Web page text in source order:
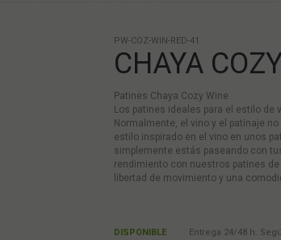
PW-COZ-WIN-RED-41
CHAYA
Patines Chaya Cozy Wine
Los patines ideales para el estilo de
Normalmente, el vino y el patinaje
estilo inspirado en el vino en unos
simplemente estás paseando con
rendimiento con nuestros patines
libertad de movimiento y una
DISPONIBLE Entrega 24/48 h.